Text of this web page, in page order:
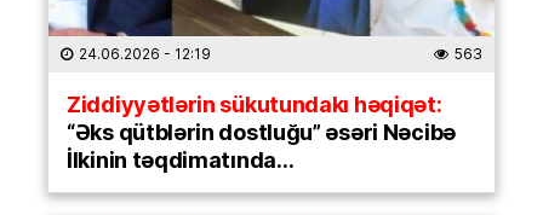
24.06.2026 - 12:19 563
Ziddiyyətlərin sükutundakı həqiqət:
“Əks qütblərin dostluğu” əsəri Nəcibə
İlkinin təqdimatında…